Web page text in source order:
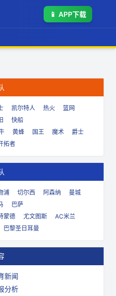
📱 APP下载
凯尔特人 热火
篮网
快船
黄蜂 国王 魔术
爵士
拓者
浦 切尔西 阿森纳
曼城
巴萨
蒙德 尤文图斯
AC米兰
巴黎圣日耳曼
新闻
分析